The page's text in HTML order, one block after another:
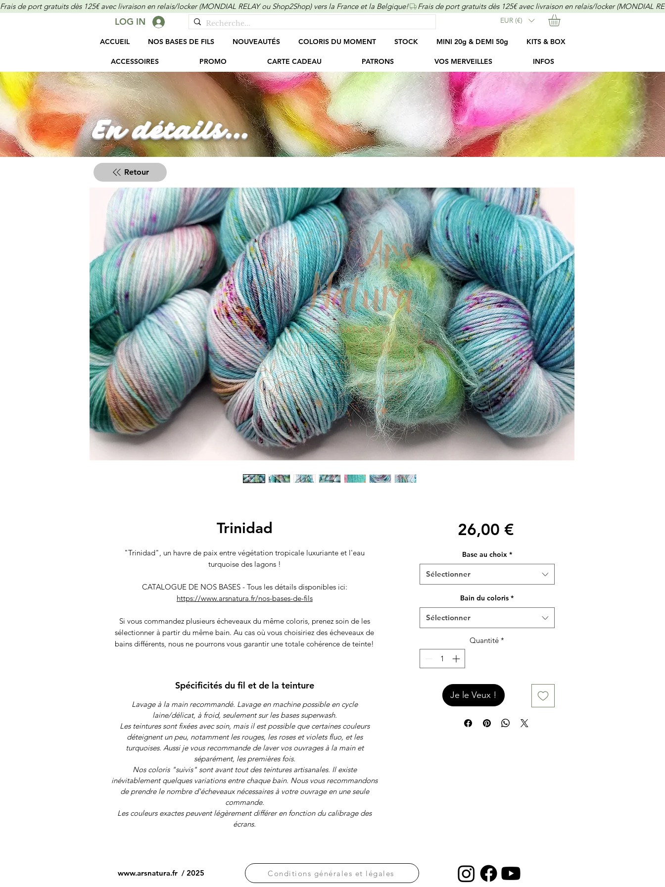
Frais de port gratuits dès 125€ avec livraison en relais/locker (MONDIAL RELAY ou Shop2Shop) vers la France et la Belgique!
LOG IN EUR (€)
ACCUEIL NOS BASES DE FILS NOUVEAUTÉS COLORIS DU MOMENT STOCK MINI 20g & DEMI 50g KITS & BOX
ACCESSOIRES PROMO CARTE CADEAU PATRONS VOS MERVEILLES INFOS
En détails...
Retour
Trinidad
"Trinidad", un havre de paix entre végétation tropicale luxuriante et l'eau
turquoise des lagons !
CATALOGUE DE NOS BASES - Tous les détails disponibles ici:
https://www.arsnatura.fr/nos-bases-de-fils
Si vous commandez plusieurs écheveaux du même coloris, prenez soin de les
sélectionner à partir du même bain. Au cas où vous choisiriez des écheveaux de
bains différents, nous ne pourrons vous garantir une totale cohérence de teinte!
Spécificités du fil et de la teinture
Lavage à la main recommandé. Lavage en machine possible en cycle
laine/délicat, à froid, seulement sur les bases superwash.
Les teintures sont fixées avec soin, mais il est possible que certaines couleurs
déteignent un peu, notamment les rouges, les roses et violets fluo, et les
turquoises. Aussi je vous recommande de laver vos ouvrages à la main et
séparément, les premières fois.
Nos coloris "suivis" sont avant tout des teintures artisanales. Il existe
inévitablement quelques variations entre chaque bain. Nous vous recommandons
de prendre le nombre d'écheveaux nécessaires à votre ouvrage en une seule
commande.
Les couleurs exactes peuvent légèrement différer en fonction du calibrage des
écrans.
26,00 €Prix
Base au choix *
Sélectionner
Bain du coloris *
Sélectionner
Quantité *
Je le Veux !
www.arsnatura.fr / 2025 Conditions générales et légales